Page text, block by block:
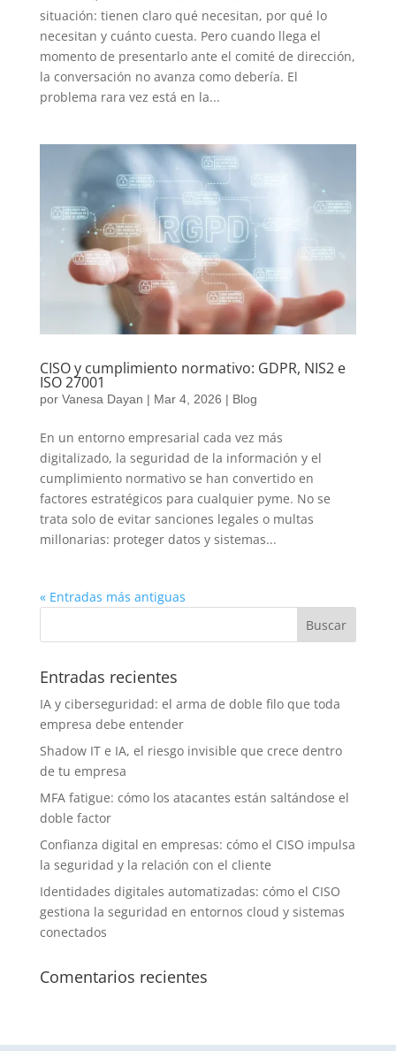
situación: tienen claro qué necesitan, por qué lo
necesitan y cuánto cuesta. Pero cuando llega el
momento de presentarlo ante el comité de dirección,
la conversación no avanza como debería. El
problema rara vez está en la...
CISO y cumplimiento normativo: GDPR, NIS2 e
ISO 27001
por Vanesa Dayan | Mar 4, 2026 | Blog
En un entorno empresarial cada vez más
digitalizado, la seguridad de la información y el
cumplimiento normativo se han convertido en
factores estratégicos para cualquier pyme. No se
trata solo de evitar sanciones legales o multas
millonarias: proteger datos y sistemas...
« Entradas más antiguas
Entradas recientes
IA y ciberseguridad: el arma de doble filo que toda
empresa debe entender
Shadow IT e IA, el riesgo invisible que crece dentro
de tu empresa
MFA fatigue: cómo los atacantes están saltándose el
doble factor
Confianza digital en empresas: cómo el CISO impulsa
la seguridad y la relación con el cliente
Identidades digitales automatizadas: cómo el CISO
gestiona la seguridad en entornos cloud y sistemas
conectados
Comentarios recientes